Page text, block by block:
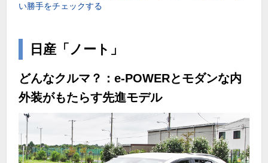
い勝手をチェックする
日産「ノート」
どんなクルマ？：e-POWERとモダンな内
外装がもたらす先進モデル